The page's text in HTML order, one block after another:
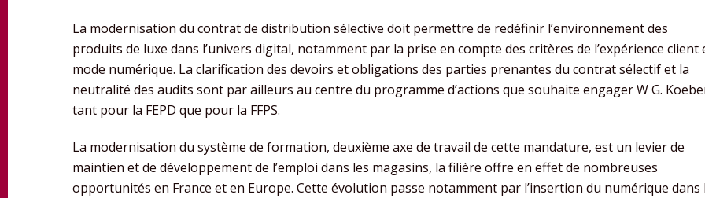
La modernisation du contrat de distribution sélective doit permettre de redéfinir l’environnement des
produits de luxe dans l’univers digital, notamment par la prise en compte des critères de l’expérience client
mode numérique. La clarification des devoirs et obligations des parties prenantes du contrat sélectif et la
neutralité des audits sont par ailleurs au centre du programme d’actions que souhaite engager W G.
tant pour la FEPD que pour la FFPS.
La modernisation du système de formation, deuxième axe de travail de cette mandature, est un levier de
maintien et de développement de l’emploi dans les magasins, la filière offre en effet de nombreuses
opportunités en France et en Europe. Cette évolution passe notamment par l’insertion du numérique dans